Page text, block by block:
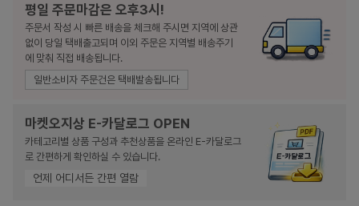
평일 주문마감은 오후3시!
주문서 작성 시 빠른 배송을 체크해 주시면 지역에 상관
없이 당일 택배출고되며 이외 주문은 지역별 배송주기
에 맞춰 직접 배송됩니다.
일반소비자 주문건은 택배발송됩니다
마켓오지상 E-카달로그 OPEN
카테고리별 상품 구성과 추천상품을 온라인 E-카달로그
로 간편하게 확인하실 수 있습니다.
언제 어디서든 간편 열람